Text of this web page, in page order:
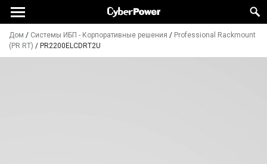
Дом / Системы ИБП - Корпоративные решения / Professional Rackmount
(PR RT) / PR2200ELCDRT2U